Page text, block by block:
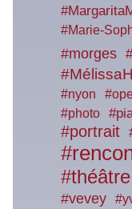
#Marie-
#morges
#nyon
#photo
#portrait
#théâtre
#vevey